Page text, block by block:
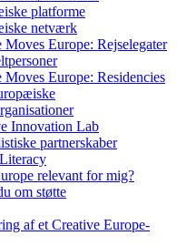
platforme
netværk
Moves Europe: Rejselegater
Moves Europe: Residencies
Innovation Lab
partnerskaber
relevant for mig?
om støtte
af et Creative Europe-